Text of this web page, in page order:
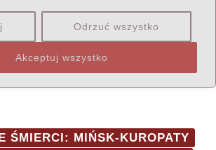
Odrzuć wszystko
Akceptuj wszystko
Sy Sz
Sto
ŚMIERCI: MIŃSK-KUROPATY